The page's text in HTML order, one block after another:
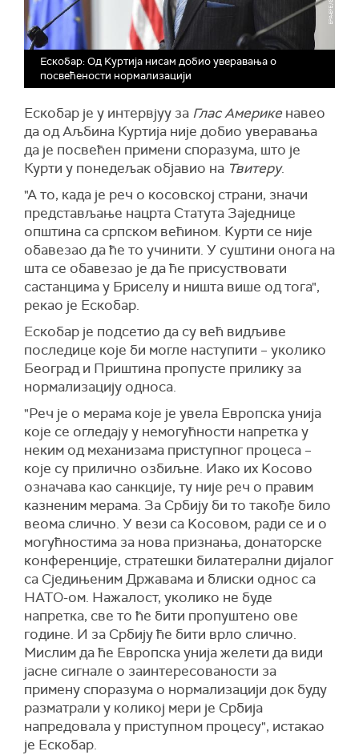
Ескобар: Од Kуртија нисам добио уверавања о
посвећености нормализацији
Ескобар је у интервјуу за Глас Америкенавео
да од Аљбина Куртија није добио уверавања
да је посвећен примени споразума, што је
Курти у понедељак објавио на Твитеру.
"А то, када је реч о косовској страни, значи
представљање нацрта Статута Заједнице
општина са српском већином. Kурти се није
обавезао да ће то учинити. У суштини онога на
шта се обавезао је да ће присуствовати
састанцима у Бриселу и ништа више од тога",
рекао је Ескобар.
Ескобар је подсетио да су већ видљиве
последице које би могле наступити – уколико
Београд и Приштина пропусте прилику за
нормализацију односа.
"Реч је о мерама које је увела Европска унија
које се огледају у немогућности напретка у
неким од механизама приступног процеса –
које су прилично озбиљне. Иако их Kосово
означава као санкције, ту није реч о правим
казненим мерама. За Србију би то такође било
веома слично. У вези са Kосовом, ради се и о
могућностима за нова признања, донаторске
конференције, стратешки билатерални дијалог
са Сједињеним Државама и блиски однос са
НАТО-ом. Нажалост, уколико не буде
напретка, све то ће бити пропуштено ове
године. И за Србију ће бити врло слично.
Мислим да ће Европска унија желети да види
јасне сигнале о заинтересованости за
примену споразума о нормализацији док буду
разматрали у коликој мери је Србија
напредовала у приступном процесу", истакао
је Ескобар.